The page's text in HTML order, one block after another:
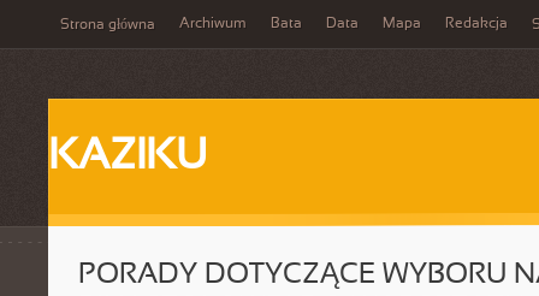
Strona główna Archiwum Bata Data Mapa Redakcja
KAZIKU
PORADY DOTYCZĄCE WYBORU